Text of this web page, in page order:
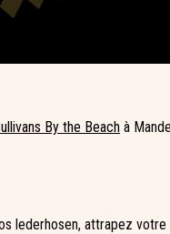
By the Beach à
lederhosen, attrapez